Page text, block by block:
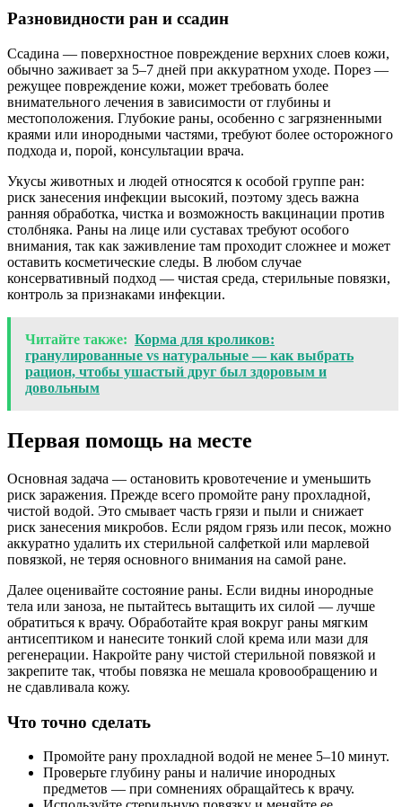
Разновидности ран и ссадин
Ссадина — поверхностное повреждение верхних слоев кожи,
обычно заживает за 5–7 дней при аккуратном уходе. Порез —
режущее повреждение кожи, может требовать более
внимательного лечения в зависимости от глубины и
местоположения. Глубокие раны, особенно с загрязненными
краями или инородными частями, требуют более осторожного
подхода и, порой, консультации врача.
Укусы животных и людей относятся к особой группе ран:
риск занесения инфекции высокий, поэтому здесь важна
ранняя обработка, чистка и возможность вакцинации против
столбняка. Раны на лице или суставах требуют особого
внимания, так как заживление там проходит сложнее и может
оставить косметические следы. В любом случае
консервативный подход — чистая среда, стерильные повязки,
контроль за признаками инфекции.
Читайте также: Корма для кроликов:
гранулированные vs натуральные — как выбрать
рацион, чтобы ушастый друг был здоровым и
довольным
Первая помощь на месте
Основная задача — остановить кровотечение и уменьшить
риск заражения. Прежде всего промойте рану прохладной,
чистой водой. Это смывает часть грязи и пыли и снижает
риск занесения микробов. Если рядом грязь или песок, можно
аккуратно удалить их стерильной салфеткой или марлевой
повязкой, не теряя основного внимания на самой ране.
Далее оценивайте состояние раны. Если видны инородные
тела или заноза, не пытайтесь вытащить их силой — лучше
обратиться к врачу. Обработайте края вокруг раны мягким
антисептиком и нанесите тонкий слой крема или мази для
регенерации. Накройте рану чистой стерильной повязкой и
закрепите так, чтобы повязка не мешала кровообращению и
не сдавливала кожу.
Что точно сделать
Промойте рану прохладной водой не менее 5–10 минут.
Проверьте глубину раны и наличие инородных
предметов — при сомнениях обращайтесь к врачу.